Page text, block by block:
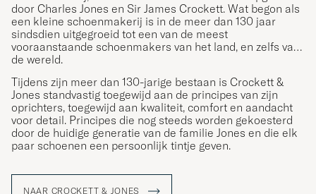
door Charles Jones en Sir James Crockett. Wat begon als
een kleine schoenmakerij is in de meer dan 130 jaar
sindsdien uitgegroeid tot een van de meest
vooraanstaande schoenmakers van het land, en zelfs van
de wereld.
Tijdens zijn meer dan 130-jarige bestaan is Crockett &
Jones standvastig toegewijd aan de principes van zijn
oprichters, toegewijd aan kwaliteit, comfort en aandacht
voor detail. Principes die nog steeds worden gekoesterd
door de huidige generatie van de familie Jones en die elk
paar schoenen een persoonlijk tintje geven.
NAAR CROCKETT & JONES